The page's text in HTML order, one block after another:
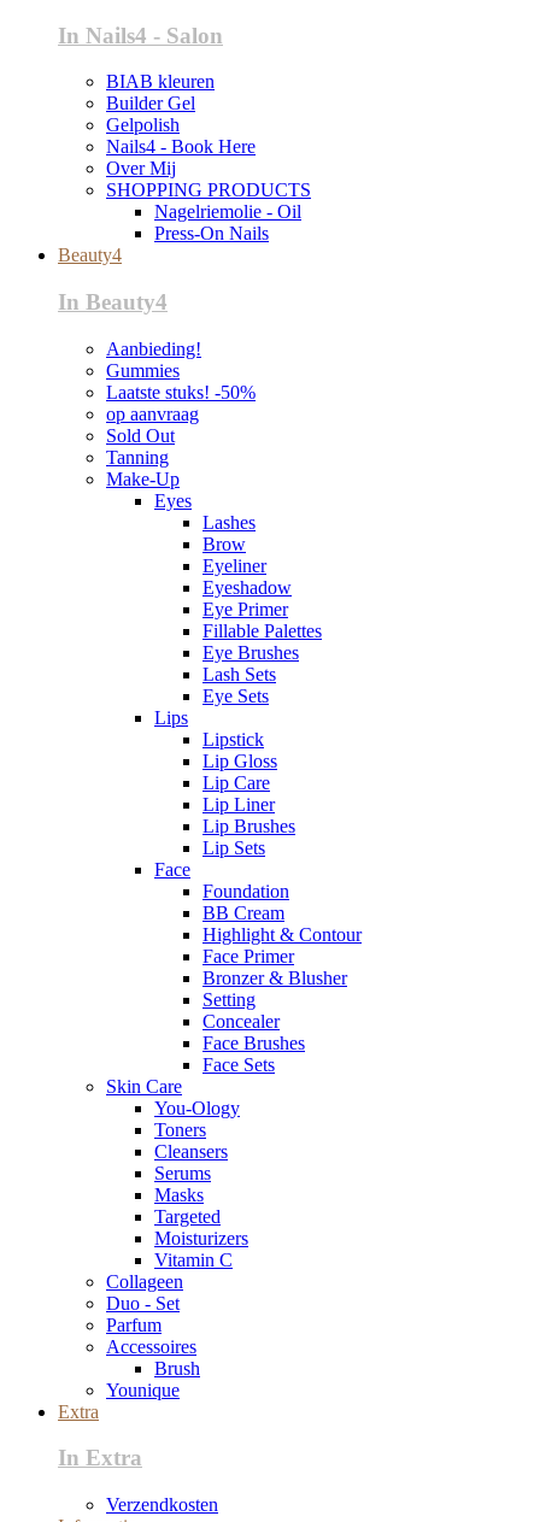
In Nails4 - Salon
BIAB kleuren
Builder Gel
Gelpolish
Nails4 - Book Here
Over Mij
SHOPPING PRODUCTS
Nagelriemolie - Oil
Press-On Nails
Beauty4
In Beauty4
Aanbieding!
Gummies
Laatste stuks! -50%
op aanvraag
Sold Out
Tanning
Make-Up
Eyes
Lashes
Brow
Eyeliner
Eyeshadow
Eye Primer
Fillable Palettes
Eye Brushes
Lash Sets
Eye Sets
Lips
Lipstick
Lip Gloss
Lip Care
Lip Liner
Lip Brushes
Lip Sets
Face
Foundation
BB Cream
Highlight & Contour
Face Primer
Bronzer & Blusher
Setting
Concealer
Face Brushes
Face Sets
Skin Care
You-Ology
Toners
Cleansers
Serums
Masks
Targeted
Moisturizers
Vitamin C
Collageen
Duo - Set
Parfum
Accessoires
Brush
Younique
Extra
In Extra
Verzendkosten